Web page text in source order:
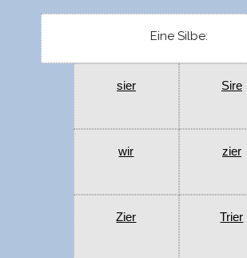
Eine Silbe:
sier Sire
wir zier
Zier Trier